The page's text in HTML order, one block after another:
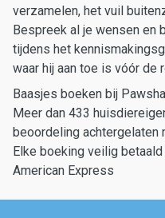
verzamelen, het vuil
Bespreek al je wensen en
tijdens het
waar hij aan toe is vóór de
Baasjes boeken bij
Meer dan 433
beoordeling achtergelaten
Elke boeking veilig
American Express